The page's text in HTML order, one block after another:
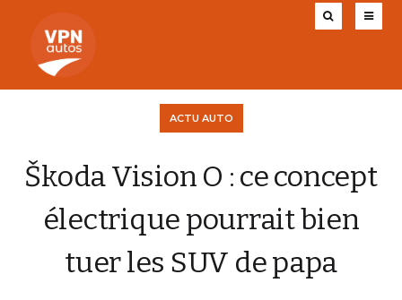
ACTU AUTO
Škoda Vision O : ce concept
électrique pourrait bien
tuer les SUV de papa